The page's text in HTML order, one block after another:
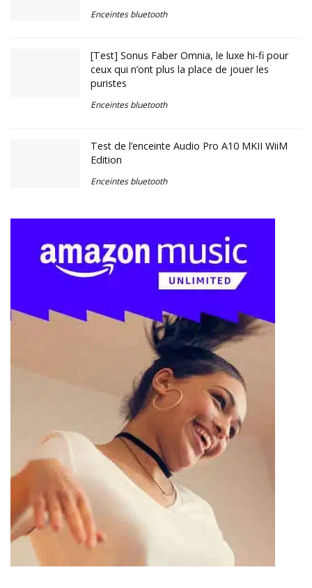
Enceintes bluetooth
[Test] Sonus Faber Omnia, le luxe hi-fi pour
ceux qui n’ont plus la place de jouer les
puristes
Enceintes bluetooth
Test de l’enceinte Audio Pro A10 MKII WiiM
Edition
Enceintes bluetooth